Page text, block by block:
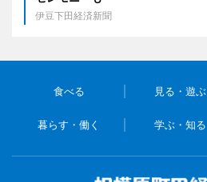
伊豆下田経済新聞
食べる 見る・遊ぶ
暮らす・働く 学ぶ・知る